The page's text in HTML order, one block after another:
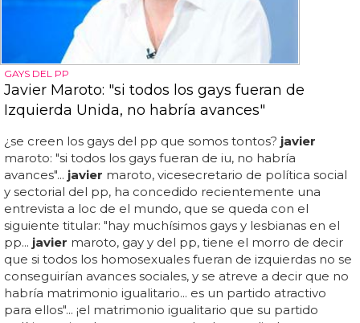
GAYS DEL PP
Javier Maroto: "si todos los gays fueran de
Izquierda Unida, no habría avances"
¿se creen los gays del pp que somos tontos? javier
maroto: "si todos los gays fueran de iu, no habría
avances"... javier maroto, vicesecretario de política social
y sectorial del pp, ha concedido recientemente una
entrevista a loc de el mundo, que se queda con el
siguiente titular: "hay muchísimos gays y lesbianas en el
pp... javier maroto, gay y del pp, tiene el morro de decir
que si todos los homosexuales fueran de izquierdas no se
conseguirían avances sociales, y se atreve a decir que no
habría matrimonio igualitario... es un partido atractivo
para ellos"... ¡el matrimonio igualitario que su partido